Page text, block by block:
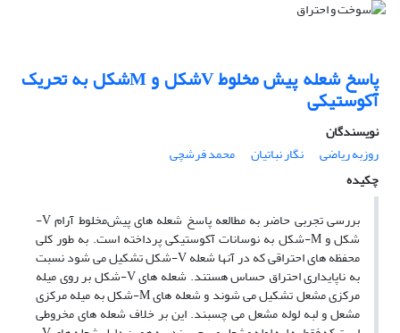
پاسخ شعله پیش مخلوط Vشکل و Mشکل به تحریک
آکوستیکی
نویسندگان
روزبه ریاضی
نگار نباتیان
محمد فرشچی
چکیده
بررسی تجربی حاضر به مطالعه پاسخ شعله­ های پیش‌مخلوط آرام V-
شکل و M-شکل به نوسانات آکوستیکی پرداخته است. به طور کلی
محفظه­ های احتراقی که در آن­ها شعله V-شکل تشکیل می­ شود نسبت
به ناپایداری احتراق حساس هستند. شعله­ های V-شکل بر روی میله
مرکزی مشعل تشکیل می­ شوند و شعله­ های M-شکل به میله مرکزی
مشعل و لبه لوله مشعل می­ چسبند. این بر خلاف شعله ­های مخروطی